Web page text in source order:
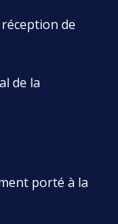
de
de la
porté à la